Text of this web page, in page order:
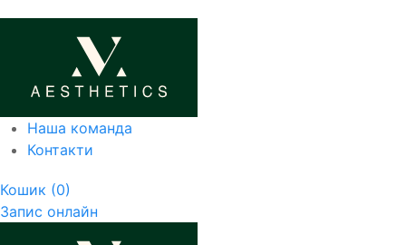
Наша команда
Контакти
Кошик (0)
Запис онлайн